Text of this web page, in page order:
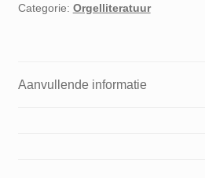
orgue
Categorie: Orgelliteratuur
Aanvullende informatie